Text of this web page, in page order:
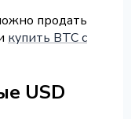
продать
купить BTC с
USD